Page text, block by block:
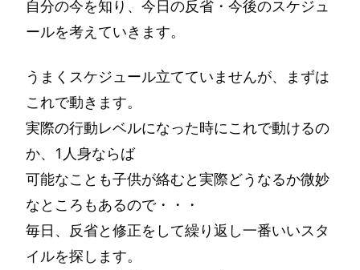
自分の今を知り、今日の反省・今後のスケジュ
ールを考えていきます。
うまくスケジュール立てていませんが、まずは
これで動きます。
実際の行動レベルになった時にこれで動けるの
か、1人身ならば
可能なことも子供が絡むと実際どうなるか微妙
なところもあるので・・・
毎日、反省と修正をして繰り返し一番いいスタ
イルを探します。